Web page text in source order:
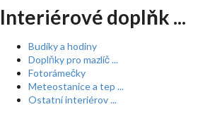
Interiérové doplňk ...
Budíky a hodiny
Doplňky pro mazlíč ...
Fotorámečky
Meteostanice a tep ...
Ostatní interiérov ...